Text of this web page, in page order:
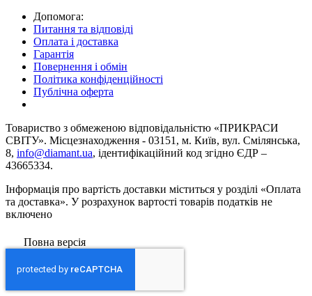
Допомога:
Питання та відповіді
Оплата і доставка
Гарантія
Повернення і обмін
Політика конфіденційності
Публічна оферта
Товариство з обмеженою вiдповiдальнiстю «ПРИКРАСИ
СВІТУ». Місцезнаходження - 03151, м. Київ, вул. Смілянська,
8, info@diamant.ua, ідентифікаційний код згідно ЄДР –
43665334.
Інформація про вартість доставки міститься у розділі «Оплата
та доставка». У розрахунок вартості товарів податків не
включено
Повна версія